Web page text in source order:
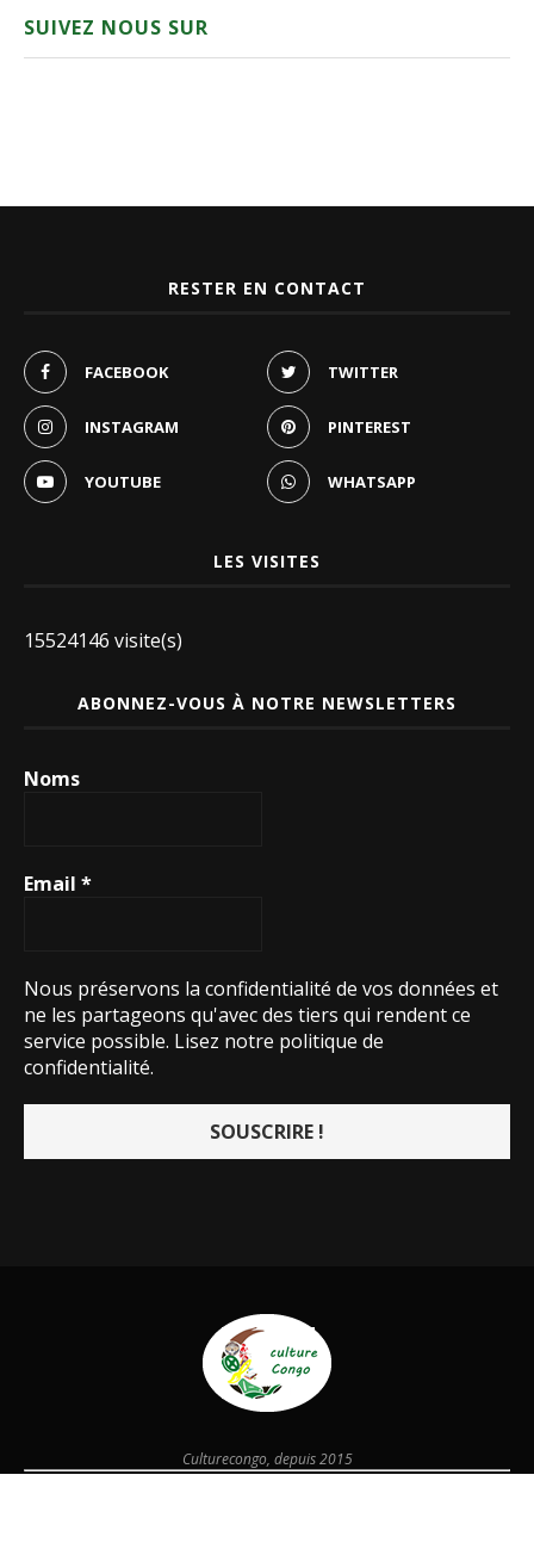
SUIVEZ NOUS SUR
RESTER EN CONTACT
FACEBOOK TWITTER
INSTAGRAM PINTEREST
YOUTUBE WHATSAPP
LES VISITES
15524146 visite(s)
ABONNEZ-VOUS À NOTRE NEWSLETTERS
Noms
Email *
Nous préservons la confidentialité de vos données et
ne les partageons qu'avec des tiers qui rendent ce
service possible. Lisez notre politique de
confidentialité.
Culturecongo, depuis 2015